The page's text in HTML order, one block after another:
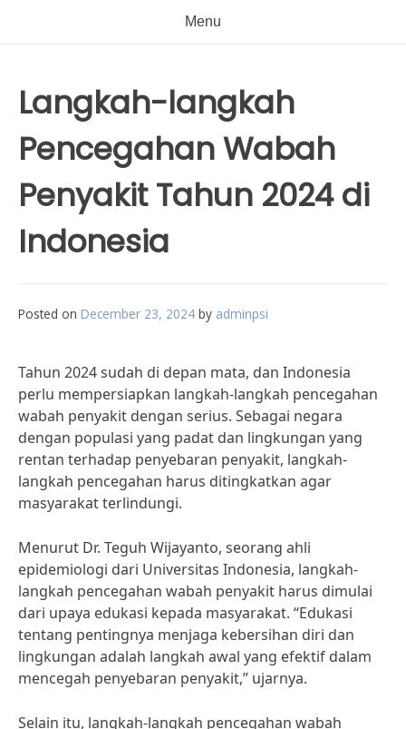
Menu
Langkah-langkah
Pencegahan Wabah
Penyakit Tahun 2024 di
Indonesia
Posted on December 23, 2024 by adminpsi
Tahun 2024 sudah di depan mata, dan Indonesia
perlu mempersiapkan langkah-langkah pencegahan
wabah penyakit dengan serius. Sebagai negara
dengan populasi yang padat dan lingkungan yang
rentan terhadap penyebaran penyakit, langkah-
langkah pencegahan harus ditingkatkan agar
masyarakat terlindungi.
Menurut Dr. Teguh Wijayanto, seorang ahli
epidemiologi dari Universitas Indonesia, langkah-
langkah pencegahan wabah penyakit harus dimulai
dari upaya edukasi kepada masyarakat. “Edukasi
tentang pentingnya menjaga kebersihan diri dan
lingkungan adalah langkah awal yang efektif dalam
mencegah penyebaran penyakit,” ujarnya.
Selain itu, langkah-langkah pencegahan wabah